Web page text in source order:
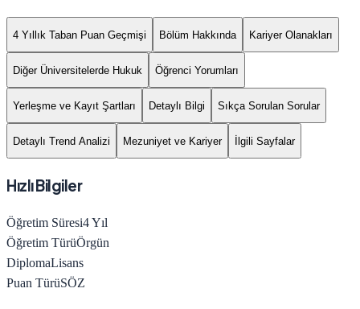
4 Yıllık Taban Puan Geçmişi Bölüm Hakkında Kariyer Olanakları
Diğer Üniversitelerde Hukuk Öğrenci Yorumları
Yerleşme ve Kayıt Şartları Detaylı Bilgi Sıkça Sorulan Sorular
Detaylı Trend Analizi Mezuniyet ve Kariyer İlgili Sayfalar
Hızlı Bilgiler
Öğretim Süresi4Yıl
Öğretim TürüÖrgün
DiplomaLisans
Puan TürüSÖZ